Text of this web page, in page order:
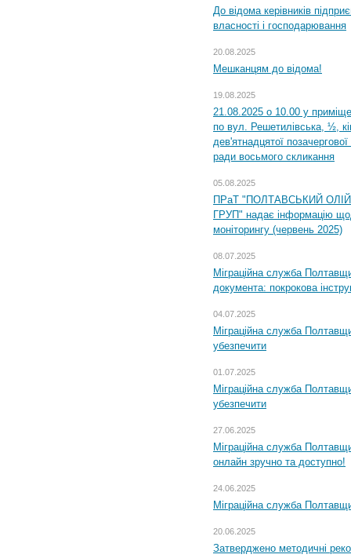
До відома керівників
власності і господарювання
20.08.2025
Мешканцям до відома!
19.08.2025
21.08.2025 о 10.00 у
по вул. Решетилівська, ½,
дев'ятнадцятої
ради восьмого скликання
05.08.2025
ПРаТ "ПОЛТАВСЬКИЙ
ГРУП" надає інформацію
моніторингу (червень 2025)
08.07.2025
Міграційна служба
документа: покрокова
04.07.2025
Міграційна служба
убезпечити
01.07.2025
Міграційна служба
убезпечити
27.06.2025
Міграційна служба
онлайн зручно та доступно!
24.06.2025
Міграційна служба
20.06.2025
Затверджено методичні